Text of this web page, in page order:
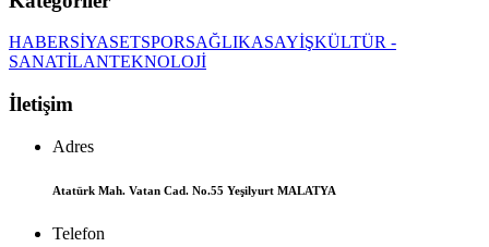
HABERSİYASETSPORSAĞLIKASAYİŞKÜLTÜR -
SANATİLANTEKNOLOJİ
İletişim
Adres
Atatürk Mah. Vatan Cad. No.55 Yeşilyurt MALATYA
Telefon